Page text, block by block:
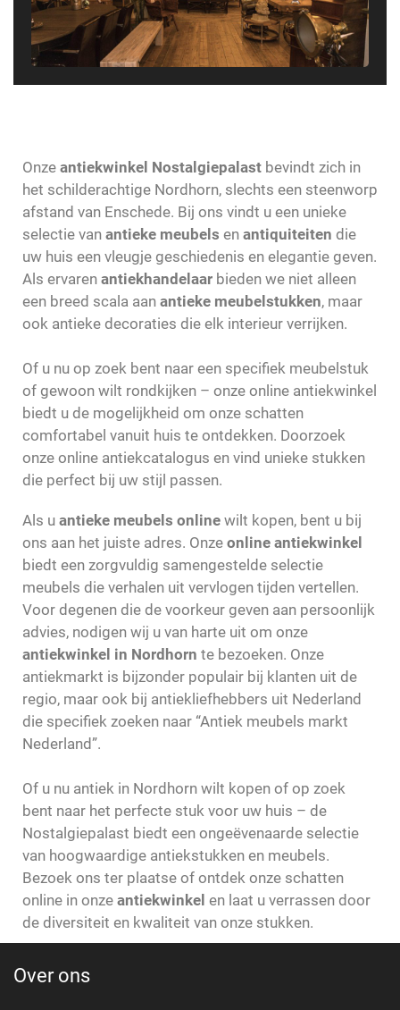
Onze antiekwinkel Nostalgiepalast bevindt zich in
het schilderachtige Nordhorn, slechts een steenworp
afstand van Enschede. Bij ons vindt u een unieke
selectie van antieke meubels en antiquiteiten die
uw huis een vleugje geschiedenis en elegantie geven.
Als ervaren antiekhandelaar bieden we niet alleen
een breed scala aan antieke meubelstukken, maar
ook antieke decoraties die elk interieur verrijken.
Of u nu op zoek bent naar een specifiek meubelstuk
of gewoon wilt rondkijken – onze online antiekwinkel
biedt u de mogelijkheid om onze schatten
comfortabel vanuit huis te ontdekken. Doorzoek
onze online antiekcatalogus en vind unieke stukken
die perfect bij uw stijl passen.
Als u antieke meubels online wilt kopen, bent u bij
ons aan het juiste adres. Onze online antiekwinkel
biedt een zorgvuldig samengestelde selectie
meubels die verhalen uit vervlogen tijden vertellen.
Voor degenen die de voorkeur geven aan persoonlijk
advies, nodigen wij u van harte uit om onze
antiekwinkel in Nordhorn te bezoeken. Onze
antiekmarkt is bijzonder populair bij klanten uit de
regio, maar ook bij antiekliefhebbers uit Nederland
die specifiek zoeken naar “Antiek meubels markt
Nederland”.
Of u nu antiek in Nordhorn wilt kopen of op zoek
bent naar het perfecte stuk voor uw huis – de
Nostalgiepalast biedt een ongeëvenaarde selectie
van hoogwaardige antiekstukken en meubels.
Bezoek ons ter plaatse of ontdek onze schatten
online in onze antiekwinkel en laat u verrassen door
de diversiteit en kwaliteit van onze stukken.
Over ons